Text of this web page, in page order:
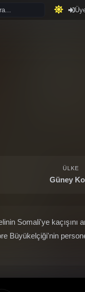
ÜLKE
Güney
Somali'ye kaçışını
Büyükelçiği'nin